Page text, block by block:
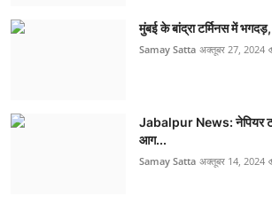
मुंबई के बांद्रा टर्मिनस में
Samay Satta अक्तूबर 27, 2024
Jabalpur News: नेपियर
आग...
Samay Satta अक्तूबर 14, 2024